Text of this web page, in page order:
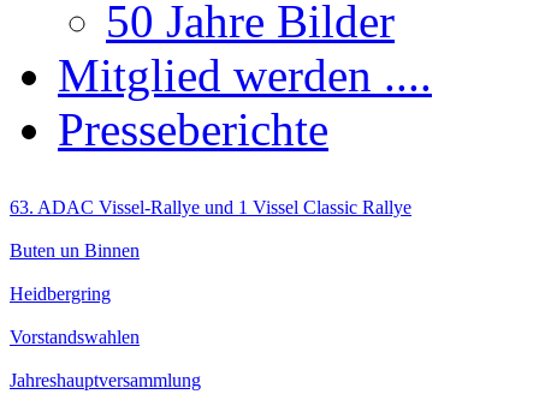
50 Jahre Bilder
Mitglied werden ....
Presseberichte
63. ADAC Vissel-Rallye und 1 Vissel Classic Rallye
Buten un Binnen
Heidbergring
Vorstandswahlen
Jahreshauptversammlung